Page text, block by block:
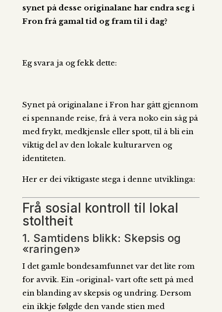
synet på desse originalane har endra seg i
Fron frå gamal tid og fram til i dag?
Eg svara ja og fekk dette:
Synet på originalane i Fron har gått gjennom
ei spennande reise, frå å vera noko ein såg på
med frykt, medkjensle eller spott, til å bli ein
viktig del av den lokale kulturarven og
identiteten.
Her er dei viktigaste stega i denne utviklinga:
Frå sosial kontroll til lokal
stoltheit
1. Samtidens blikk: Skepsis og
«raringen»
I det gamle bondesamfunnet var det lite rom
for avvik. Ein «original» vart ofte sett på med
ein blanding av skepsis og undring. Dersom
ein ikkje følgde den vande stien med